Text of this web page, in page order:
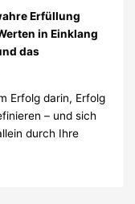
Erfüllung
in Einklang
das
Erfolg darin, Erfolg
– und sich
durch Ihre